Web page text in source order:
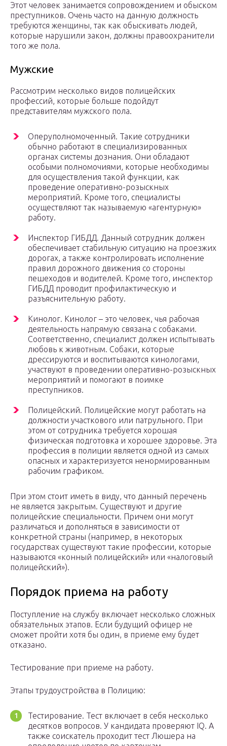
Этот человек занимается сопровождением и обыском
преступников. Очень часто на данную должность
требуются женщины, так как обыскивать людей,
которые нарушили закон, должны правоохранители
того же пола.
Мужские
Рассмотрим несколько видов полицейских
профессий, которые больше подойдут
представителям мужского пола.
Оперуполномоченный. Такие сотрудники
обычно работают в специализированных
органах системы дознания. Они обладают
особыми полномочиями, которые необходимы
для осуществления такой функции, как
проведение оперативно-розыскных
мероприятий. Кроме того, специалисты
осуществляют так называемую «агентурную»
работу.
Инспектор ГИБДД. Данный сотрудник должен
обеспечивает стабильную ситуацию на проезжих
дорогах, а также контролировать исполнение
правил дорожного движения со стороны
пешеходов и водителей. Кроме того, инспектор
ГИБДД проводит профилактическую и
разъяснительную работу.
Кинолог. Кинолог – это человек, чья рабочая
деятельность напрямую связана с собаками.
Соответственно, специалист должен испытывать
любовь к животным. Собаки, которые
дрессируются и воспитываются кинологами,
участвуют в проведении оперативно-розыскных
мероприятий и помогают в поимке
преступников.
Полицейский. Полицейские могут работать на
должности участкового или патрульного. При
этом от сотрудника требуется хорошая
физическая подготовка и хорошее здоровье. Эта
профессия в полиции является одной из самых
опасных и характеризуется ненормированным
рабочим графиком.
При этом стоит иметь в виду, что данный перечень
не является закрытым. Существуют и другие
полицейские специальности. Причем они могут
различаться и дополняться в зависимости от
конкретной страны (например, в некоторых
государствах существуют такие профессии, которые
называются «конный полицейский» или «налоговый
полицейский»).
Порядок приема на работу
Поступление на службу включает несколько сложных
обязательных этапов. Если будущий офицер не
сможет пройти хотя бы один, в приеме ему будет
отказано.
Тестирование при приеме на работу.
Этапы трудоустройства в Полицию:
Тестирование. Тест включает в себя несколько
десятков вопросов. У кандидата проверяют IQ. А
также соискатель проходит тест Люшера на